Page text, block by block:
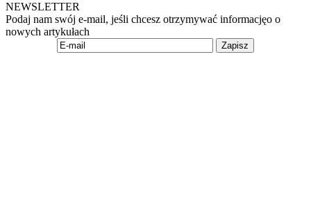
NEWSLETTER
Podaj nam swój e-mail, jeśli chcesz otrzymywać informacjęo o
nowych artykułach
Zapisz